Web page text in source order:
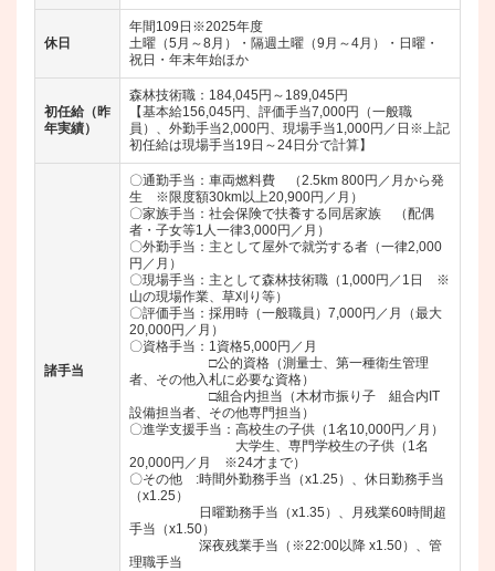
休日
年間109日※2025年度
土曜（5月～8月）・隔週土曜（9月～4月）・日曜・
祝日・年末年始ほか
初任給（昨
年実績）
森林技術職：184,045円～189,045円
【基本給156,045円、評価手当7,000円（一般職
員）、外勤手当2,000円、現場手当1,000円／日※上記
初任給は現場手当19日～24日分で計算】
諸手当
〇通勤手当：車両燃料費 （2.5km 800円／月から発
生 ※限度額30km以上20,900円／月）
〇家族手当：社会保険で扶養する同居家族 （配偶
者・子女等1人一律3,000円／月）
〇外勤手当：主として屋外で就労する者（一律2,000
円／月）
〇現場手当：主として森林技術職（1,000円／1日 ※
山の現場作業、草刈り等）
〇評価手当：採用時（一般職員）7,000円／月（最大
20,000円／月）
〇資格手当：1資格5,000円／月
□公的資格（測量士、第一種衛生管理
者、その他入札に必要な資格）
□組合内担当（木材市振り子 組合内IT
設備担当者、その他専門担当）
〇進学支援手当：高校生の子供（1名10,000円／月）
大学生、専門学校生の子供（1名
20,000円／月 ※24才まで）
〇その他 :時間外勤務手当（x1.25）、休日勤務手当
（x1.25）
日曜勤務手当（x1.35）、月残業60時間超
手当（x1.50）
深夜残業手当（※22:00以降 x1.50）、管
理職手当